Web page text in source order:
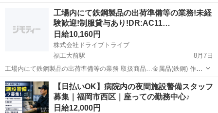
から始めた社員も活躍中。 配管に保温材、板金材を巻くお仕事でカン
タン。 ✅自由な服装OK！ 服装、ピアス、髪型、ヒゲも自由。自分ら
しく働けます。 ✅...
那珂川市 軽作業 社長
工場内にて鉄鋼製品の出荷準備等の業務!未経
験歓迎!制服貸与あり!DR:AC11…
日給10,160円
株式会社ドライブトライブ
福工大前駅
8月7日
工場内にて鉄鋼製品の出荷準備等の業務 取扱商品…金属品(鉄鋼) 作業
場所…工場内 勤務時間…8:30～17:30 年齢層 …20～44の方が活躍中
☆面接は即日対応OK！履歴書不要☆ ◇定年60まで◇ ◇受...
福岡 糟屋郡 福工大前駅 工場 給料日
【日払いOK】病院内の夜間施設警備スタッフ
募集｜福岡市西区｜座っての勤務中心♪
日給12,000円